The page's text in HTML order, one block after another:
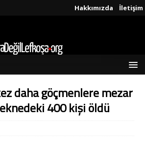
Hakkımızda İletişim
daha göçmenlere mezar
400 kişi öldü